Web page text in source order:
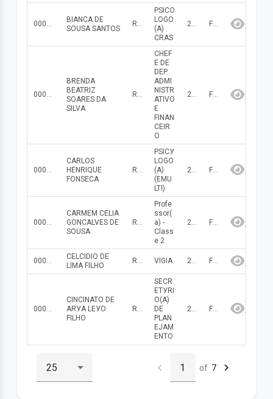
000000000001610
BIANCA DE
SOUSA SANTOS
R$ 1 844.32
PSICO
LOGO
(A)
CRAS
2026 Fevereiro
000000000001605
BRENDA
BEATRIZ
SOARES DA
SILVA
R$ 1 252.53
CHEF
E DE
DEP.
ADMI
NISTR
ATIVO
E
FINAN
CEIR
O
2026 Fevereiro
000000000001594
CARLOS
HENRIQUE
FONSECA
R$ 2 208.32
PSICУ
LOGO
(A)
(EMU
LTI)
2026 Fevereiro
000000000000079
CARMEM CELIA
GONCALVES DE
SOUSA
R$ 5 014.93
Profe
ssor(
a) -
Class
e 2
2026 Fevereiro
000000000000095
CELCIDIO DE
LIMA FILHO
R$ 1 342.27 VIGIA 2026 Fevereiro
000000000001631
CINCINATO DE
ARУA LEУO
FILHO
R$ 3 531.81
SECR
ETУRI
O(A)
DE
PLAN
EJAM
ENTO
2026 Fevereiro
of 7